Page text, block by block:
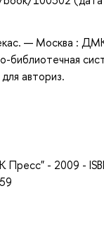
— Москва :
библиотечная
авториз.
- 2009 -